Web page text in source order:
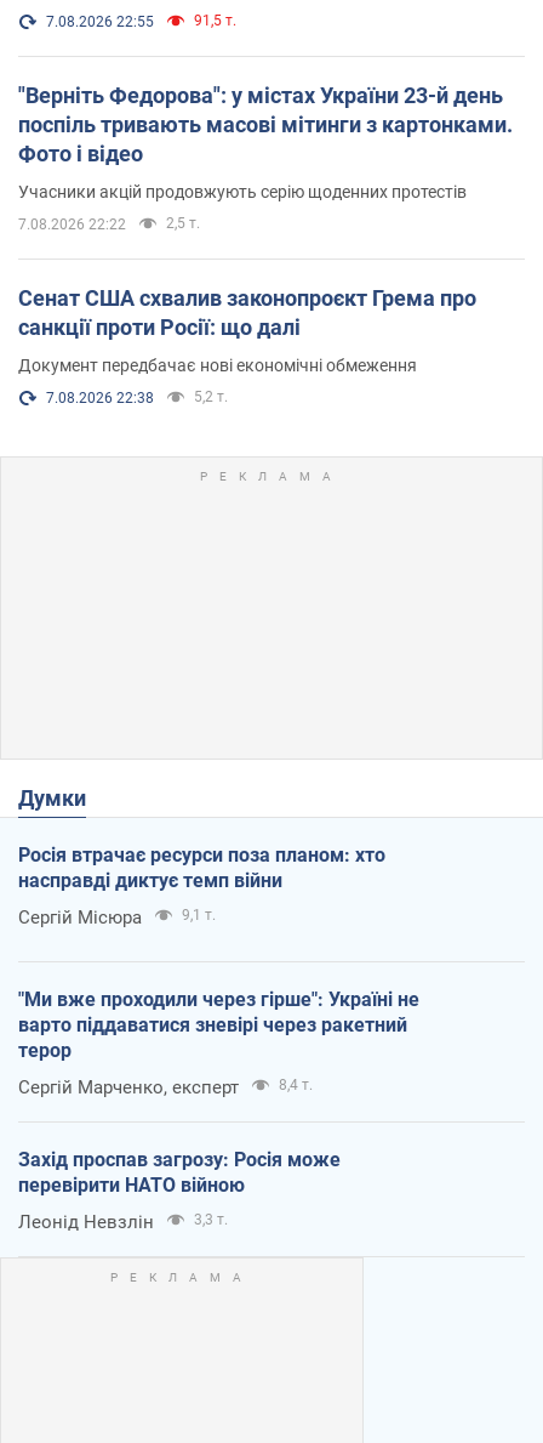
7.08.2026 22:55 91,5 т.
"Верніть Федорова": у містах України 23-й день
поспіль тривають масові мітинги з картонками.
Фото і відео
Учасники акцій продовжують серію щоденних протестів
7.08.2026 22:22 2,5 т.
Сенат США схвалив законопроєкт Грема про
санкції проти Росії: що далі
Документ передбачає нові економічні обмеження
7.08.2026 22:38 5,2 т.
Думки
Росія втрачає ресурси поза планом: хто
насправді диктує темп війни
Сергій Місюра 9,1 т.
"Ми вже проходили через гірше": Україні не
варто піддаватися зневірі через ракетний
терор
Сергій Марченко, експерт 8,4 т.
Захід проспав загрозу: Росія може
перевірити НАТО війною
Леонід Невзлін 3,3 т.